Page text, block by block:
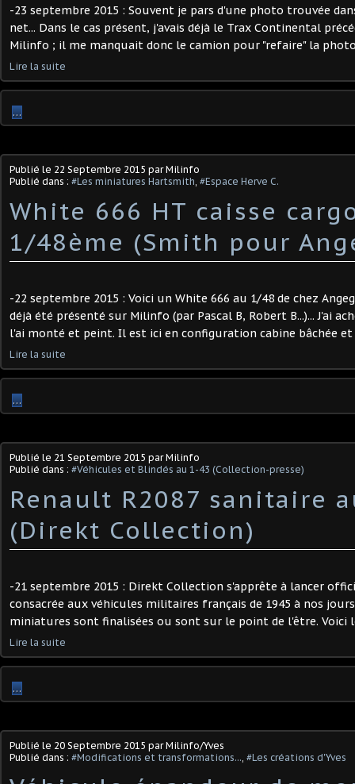
-23 septembre 2015 : Souvent je pars d'une photo trouvée
net... Dans le cas présent, j'avais déjà le Trax Continental
Milinfo ; il me manquait donc le camion pour "refaire" la
Lire la suite
…
Publié le 22 Septembre 2015 par Milinfo
Publié dans : #Les miniatures Hartsmith, #Espace Herve C.
White 666 HT caisse
1/48ème (Smith pour
-22 septembre 2015 : Voici un White 666 au 1/48 de chez
déjà été présenté sur Milinfo (par Pascal B, Robert B...)... J'ai
l'ai monté et peint. Il est ici en configuration cabine bâchée et
Lire la suite
…
Publié le 21 Septembre 2015 par Milinfo
Publié dans : #Véhicules et Blindés au 1-43 (Collection-presse)
Renault R2087 sanitaire
(Direkt Collection)
-21 septembre 2015 : Direkt Collection s'apprête à lancer
consacrée aux véhicules militaires français de 1945 à nos
miniatures sont finalisées ou sont sur le point de l'être. Voici
Lire la suite
…
Publié le 20 Septembre 2015 par Milinfo/Yves
Publié dans : #Modifications et transformations..., #Les créations d'Yves